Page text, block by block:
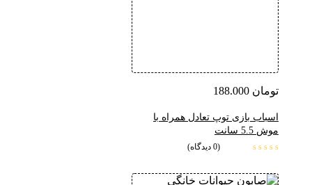
تومان188.000
اسباب بازی توپ تعادل همراه با
موش 5.5 سانت